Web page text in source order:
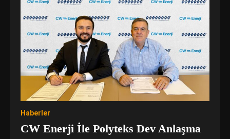
Haberler
CW Enerji İle Polyteks Dev Anlaşma